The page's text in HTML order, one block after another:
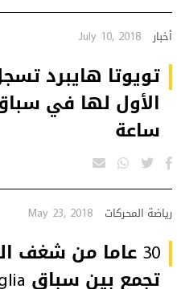
أخبار July 10, 2018
تويوتا هايبرد
ساعة
رياضة المحركات May 23, 2018
30 عاما من شغف